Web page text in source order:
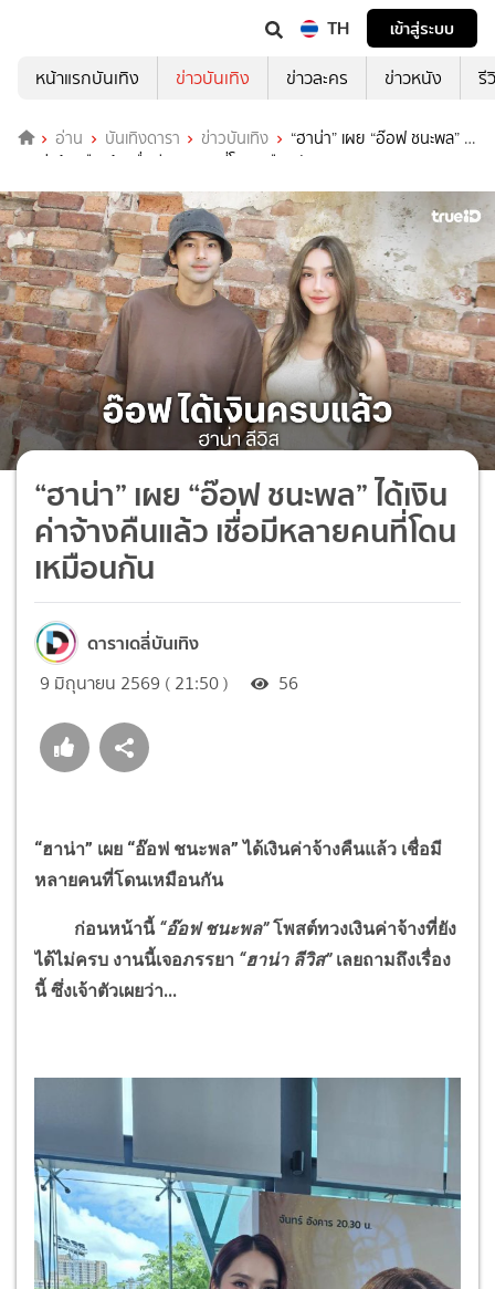
TH
เข้าสู่ระบบ
หน้าแรกบันเทิง
ข่าวบันเทิง ข่าวละคร ข่าวหนัง รี
อ่าน บันเทิงดารา ข่าวบันเทิง
“ฮาน่า” เผย “อ๊อฟ ชนะพล” ได้
เงินค่าจ้างคืนแล้ว เชื่อมีหลายคนที่โดนเหมือนกัน
“ฮาน่า” เผย “อ๊อฟ ชนะพล” ได้เงิน
ค่าจ้างคืนแล้ว เชื่อมีหลายคนที่โดน
เหมือนกัน
ดาราเดลี่บันเทิง
9 มิถุนายน 2569 ( 21:50 ) 56
“ฮาน่า” เผย “อ๊อฟ ชนะพล” ได้เงินค่าจ้างคืนแล้ว เชื่อมี
หลายคนที่โดนเหมือนกัน
ก่อนหน้านี้ “อ๊อฟ ชนะพล”โพสต์ทวงเงินค่าจ้างที่ยัง
ได้ไม่ครบ งานนี้เจอภรรยา “ฮาน่า ลีวิส” เลยถามถึงเรื่อง
นี้ ซึ่งเจ้าตัวเผยว่า...